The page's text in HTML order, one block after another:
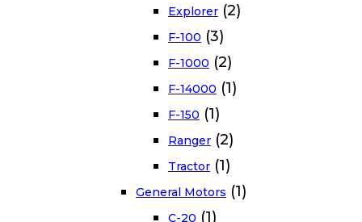
Explorer (2)
F-100 (3)
F-1000 (2)
F-14000 (1)
F-150 (1)
Ranger (2)
Tractor (1)
General Motors (1)
C-20 (1)